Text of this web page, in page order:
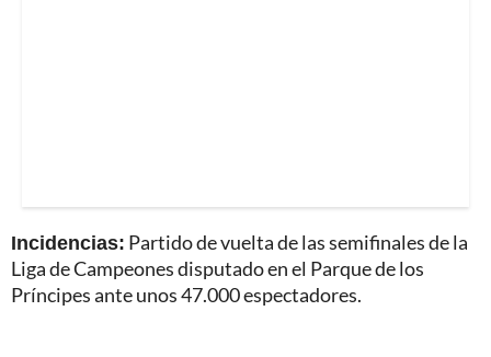
Incidencias: Partido de vuelta de las semifinales de la
Liga de Campeones disputado en el Parque de los
Príncipes ante unos 47.000 espectadores.